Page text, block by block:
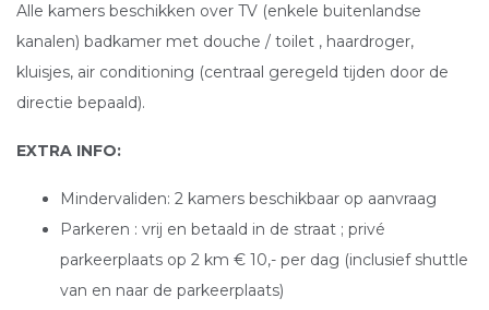
Alle kamers beschikken over TV (enkele buitenlandse
kanalen) badkamer met douche / toilet , haardroger,
kluisjes, air conditioning (centraal geregeld tijden door de
directie bepaald).
EXTRA INFO:
Mindervaliden: 2 kamers beschikbaar op aanvraag
Parkeren : vrij en betaald in de straat ; privé
parkeerplaats op 2 km € 10,- per dag (inclusief shuttle
van en naar de parkeerplaats)